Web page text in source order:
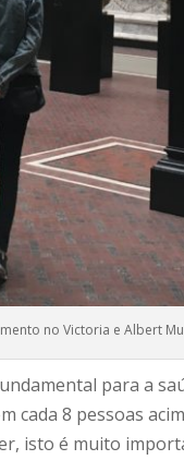
no Victoria e Albert
para a
cada 8 pessoas
isto é muito